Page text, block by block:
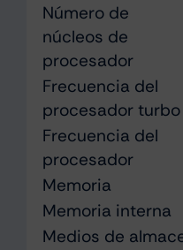
Número de
núcleos de
procesador
Frecuencia del
procesador turbo
Frecuencia del
procesador
Memoria
Memoria interna
Medios de